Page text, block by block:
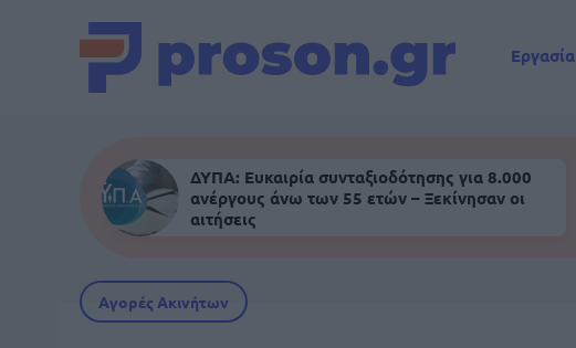
Εργασία
ΔΥΠΑ: Ευκαιρία συνταξιοδότησης για 8.000
ανέργους άνω των 55 ετών – Ξεκίνησαν οι
αιτήσεις
Αγορές Ακινήτων